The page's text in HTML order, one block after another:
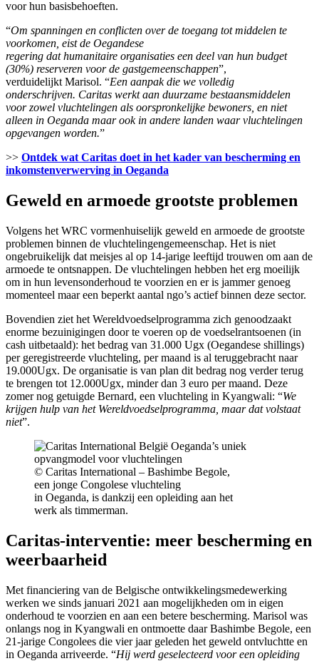
voor hun basisbehoeften.
“Om spanningen en conflicten over de toegang tot middelen te
voorkomen, eist de Oegandese
regering dat humanitaire organisaties een deel van hun budget
(30%) reserveren voor de gastgemeenschappen”,
verduidelijkt Marisol. “Een aanpak die we volledig
onderschrijven. Caritas werkt aan duurzame bestaansmiddelen
voor zowel vluchtelingen als oorspronkelijke bewoners, en niet
alleen in Oeganda maar ook in andere landen waar vluchtelingen
opgevangen worden.”
>> Ontdek wat Caritas doet in het kader van bescherming en
inkomstenverwerving in Oeganda
Geweld en armoede grootste problemen
Volgens het WRC vormenhuiselijk geweld en armoede de grootste
problemen binnen de vluchtelingengemeenschap. Het is niet
ongebruikelijk dat meisjes al op 14-jarige leeftijd trouwen om aan de
armoede te ontsnappen. De vluchtelingen hebben het erg moeilijk
om in hun levensonderhoud te voorzien en er is jammer genoeg
momenteel maar een beperkt aantal ngo’s actief binnen deze sector.
Bovendien ziet het Wereldvoedselprogramma zich genoodzaakt
enorme bezuinigingen door te voeren op de voedselrantsoenen (in
cash uitbetaald): het bedrag van 31.000 Ugx (Oegandese shillings)
per geregistreerde vluchteling, per maand is al teruggebracht naar
19.000Ugx. De organisatie is van plan dit bedrag nog verder terug
te brengen tot 12.000Ugx, minder dan 3 euro per maand. Deze
zomer nog getuigde Bernard, een vluchteling in Kyangwali: “We
krijgen hulp van het Wereldvoedselprogramma, maar dat volstaat
niet”.
© Caritas International – Bashimbe Begole,
een jonge Congolese vluchteling
in Oeganda, is dankzij een opleiding aan het
werk als timmerman.
Caritas-interventie: meer bescherming en
weerbaarheid
Met financiering van de Belgische ontwikkelingsmedewerking
werken we sinds januari 2021 aan mogelijkheden om in eigen
onderhoud te voorzien en aan een betere bescherming. Marisol was
onlangs nog in Kyangwali en ontmoette daar Bashimbe Begole, een
21-jarige Congolees die vier jaar geleden het geweld ontvluchtte en
in Oeganda arriveerde. “Hij werd geselecteerd voor een opleiding